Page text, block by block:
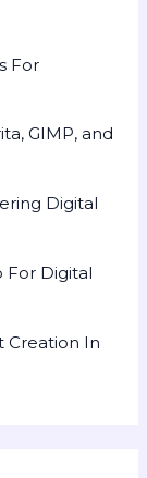
For
GIMP, and
Digital
For Digital
Creation In